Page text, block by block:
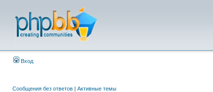
Вход
Сообщения без ответов | Активные темы